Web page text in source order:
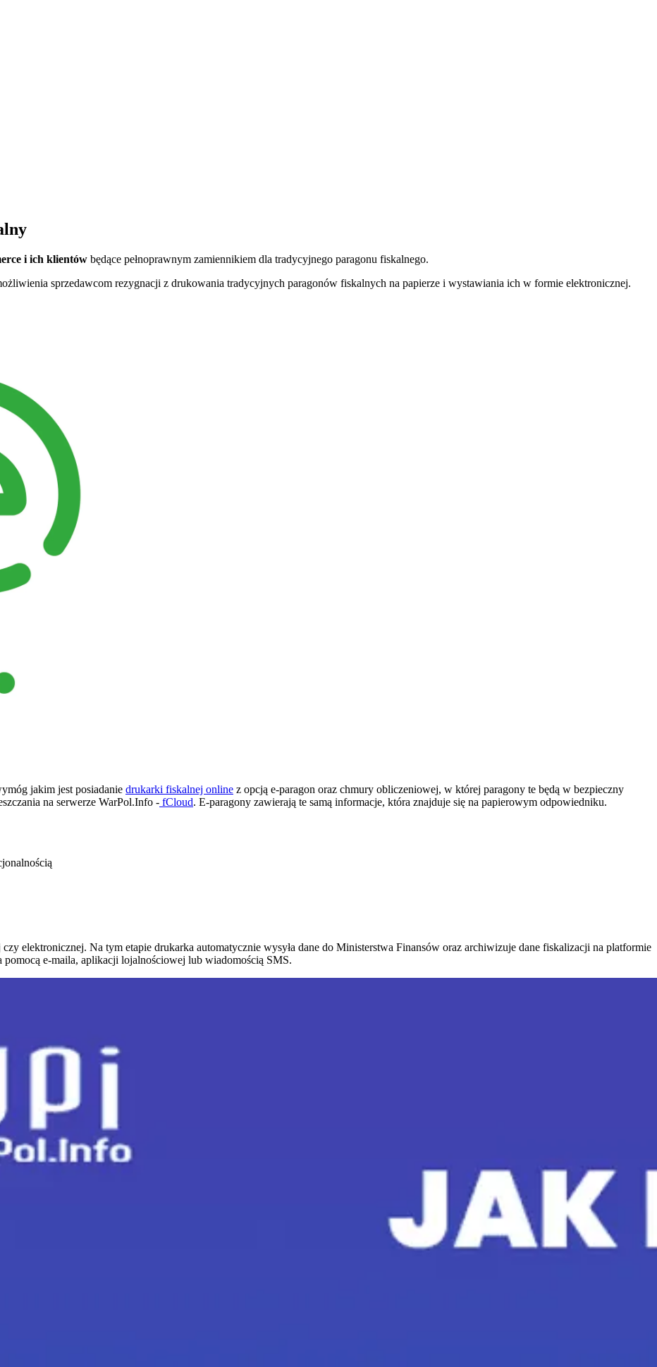
i ich klientów będące pełnoprawnym zamiennikiem dla tradycyjnego paragonu fiskalnego.
sprzedawcom rezygnacji z drukowania tradycyjnych paragonów fiskalnych na papierze i wystawiania ich w formie elektronicznej.
jakim jest posiadanie drukarki fiskalnej online z opcją e-paragon oraz chmury obliczeniowej, w której paragony te będą w bezpieczny
na serwerze WarPol.Info - fCloud. E-paragony zawierają te samą informacje, która znajduje się na papierowym odpowiedniku.
elektronicznej. Na tym etapie drukarka automatycznie wysyła dane do Ministerstwa Finansów oraz archiwizuje dane fiskalizacji na platformie
e-maila, aplikacji lojalnościowej lub wiadomością SMS.